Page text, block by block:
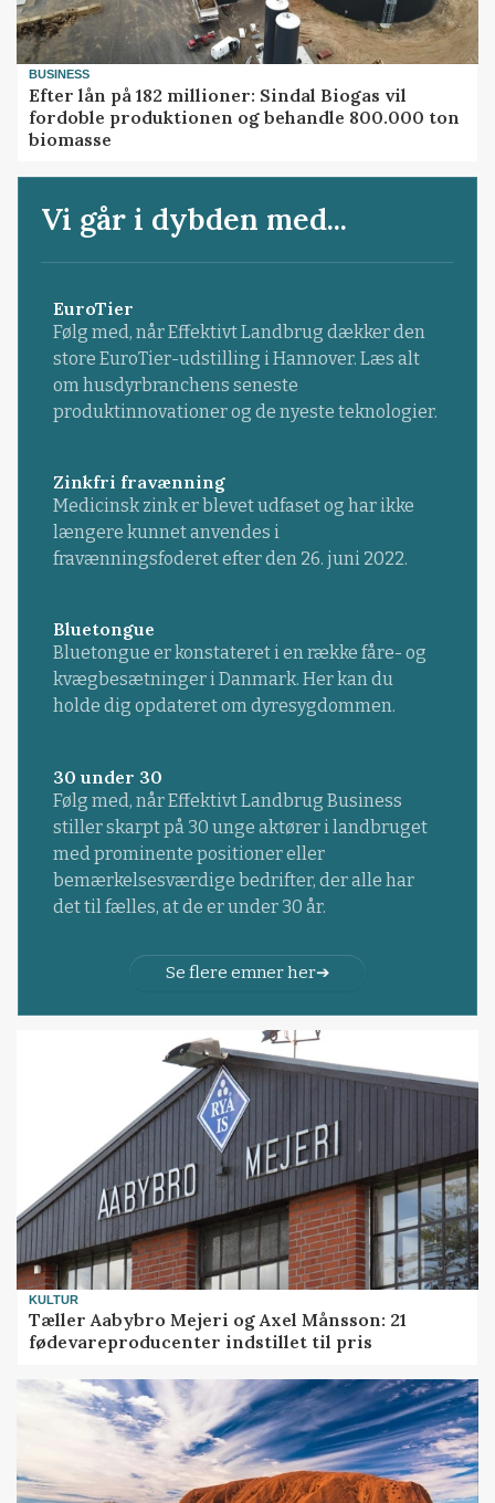
BUSINESS
Efter lån på 182 millioner: Sindal Biogas vil
fordoble produktionen og behandle 800.000 ton
biomasse
Vi går i dybden med...
EuroTier
Følg med, når Effektivt Landbrug dækker den
store EuroTier-udstilling i Hannover. Læs alt
om husdyrbranchens seneste
produktinnovationer og de nyeste teknologier.
Zinkfri fravænning
Medicinsk zink er blevet udfaset og har ikke
længere kunnet anvendes i
fravænningsfoderet efter den 26. juni 2022.
Bluetongue
Bluetongue er konstateret i en række fåre- og
kvægbesætninger i Danmark. Her kan du
holde dig opdateret om dyresygdommen.
30 under 30
Følg med, når Effektivt Landbrug Business
stiller skarpt på 30 unge aktører i landbruget
med prominente positioner eller
bemærkelsesværdige bedrifter, der alle har
det til fælles, at de er under 30 år.
Se flere emner her
KULTUR
Tæller Aabybro Mejeri og Axel Månsson: 21
fødevareproducenter indstillet til pris